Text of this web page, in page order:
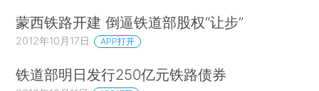
蒙西铁路开建 倒逼铁道部股权“让步”
2012年10月17日 APP打开
铁道部明日发行250亿元铁路债券